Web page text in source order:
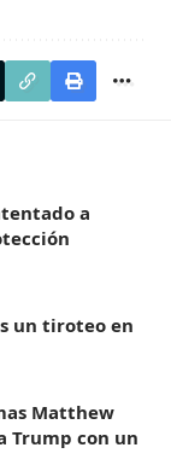
a
un tiroteo en
Matthew
Trump con un